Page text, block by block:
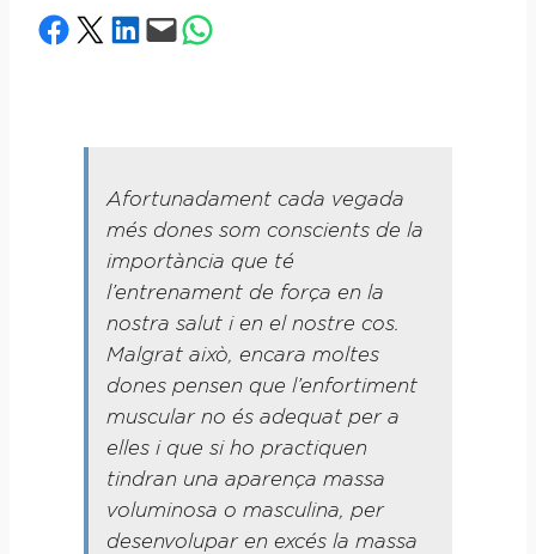
Share on Facebook
Share on X Share on LinkedIn
Email this PageShare on WhatsApp
Afortunadament cada vegada
més dones som conscients de la
importància que té
l’entrenament de força en la
nostra salut i en el nostre cos.
Malgrat això, encara moltes
dones pensen que l’enfortiment
muscular no és adequat per a
elles i que si ho practiquen
tindran una aparença massa
voluminosa o masculina, per
desenvolupar en excés la massa